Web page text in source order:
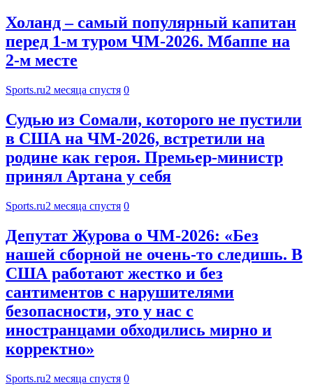
Холанд – самый популярный капитан
перед 1-м туром ЧМ-2026. Мбаппе на
2-м месте
Sports.ru2 месяца спустя 0
Судью из Сомали, которого не пустили
в США на ЧМ-2026, встретили на
родине как героя. Премьер-министр
принял Артана у себя
Sports.ru2 месяца спустя 0
Депутат Журова о ЧМ-2026: «Без
нашей сборной не очень-то следишь. В
США работают жестко и без
сантиментов с нарушителями
безопасности, это у нас с
иностранцами обходились мирно и
корректно»
Sports.ru2 месяца спустя 0